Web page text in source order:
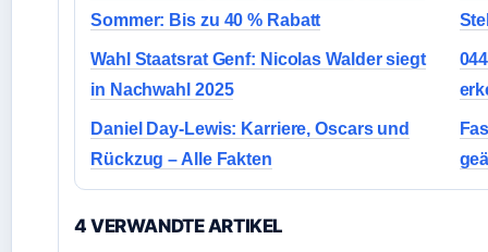
Sommer: Bis zu 40 % Rabatt
Wahl Staatsrat Genf: Nicolas Walder siegt
in Nachwahl 2025
Daniel Day-Lewis: Karriere, Oscars und
Rückzug – Alle Fakten
4 VERWANDTE ARTIKEL